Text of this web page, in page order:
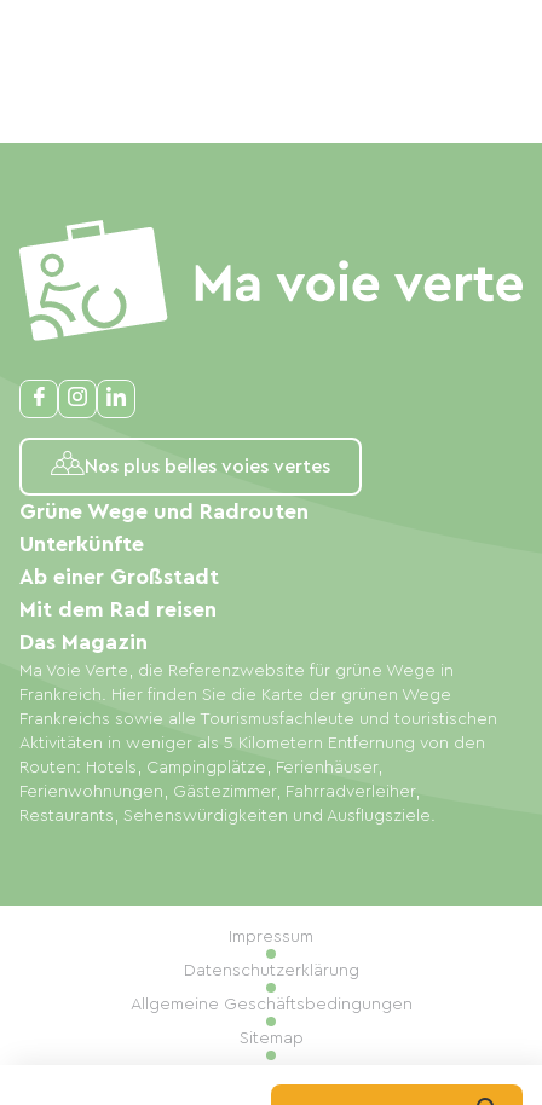
Nos plus belles voies vertes
Ma Voie Verte, die Referenzwebsite für grüne Wege in
Frankreich. Hier finden Sie die Karte der grünen Wege
Frankreichs sowie alle Tourismusfachleute und touristischen
Aktivitäten in weniger als 5 Kilometern Entfernung von den
Routen: Hotels, Campingplätze, Ferienhäuser,
Ferienwohnungen, Gästezimmer, Fahrradverleiher,
Restaurants, Sehenswürdigkeiten und Ausflugsziele.
Grüne Wege und Radrouten
Unterkünfte
Ab einer Großstadt
Mit dem Rad reisen
Das Magazin
Impressum
Datenschutzerklärung
Allgemeine Geschäftsbedingungen
Sitemap